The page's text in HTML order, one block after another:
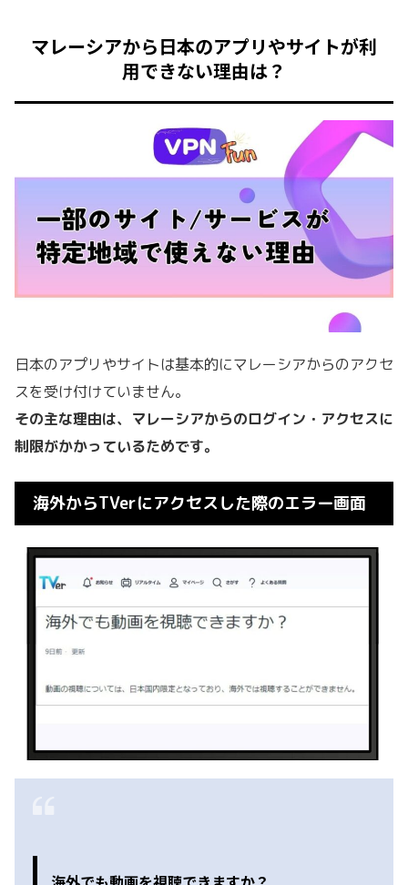
マレーシアから日本のアプリやサイトが利
用できない理由は？
日本のアプリやサイトは基本的にマレーシアからのアクセ
スを受け付けていません。
その主な理由は、マレーシアからのログイン・アクセスに
制限がかかっているためです。
海外からTVerにアクセスした際のエラー画面